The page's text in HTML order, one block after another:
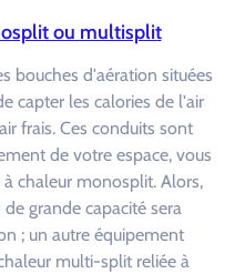
ou multisplit
bouches d'aération situées
capter les calories de l'air
frais. Ces conduits sont
de votre espace, vous
chaleur monosplit. Alors,
grande capacité sera
; un autre équipement
multi-split reliée à